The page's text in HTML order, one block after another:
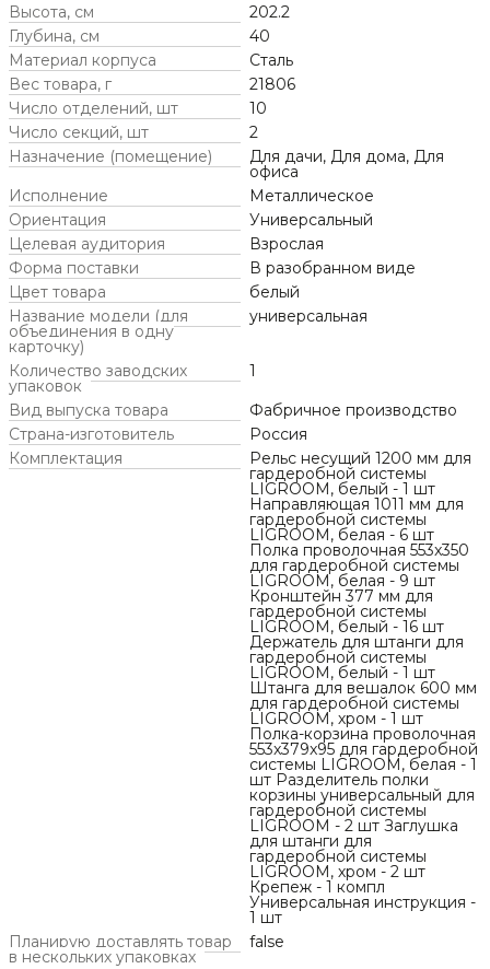
Высота, см
202.2
Глубина, см
40
Материал корпуса
Сталь
Вес товара, г
21806
Число отделений, шт
10
Число секций, шт
2
Назначение (помещение)
Для дачи, Для дома, Для
офиса
Исполнение
Металлическое
Ориентация
Универсальный
Целевая аудитория
Взрослая
Форма поставки
В разобранном виде
Цвет товара
белый
Название модели (для
объединения в одну
карточку)
универсальная
Количество заводских
упаковок
1
Вид выпуска товара
Фабричное производство
Страна-изготовитель
Россия
Комплектация
Рельс несущий 1200 мм для
гардеробной системы
LIGROOM, белый - 1 шт
Направляющая 1011 мм для
гардеробной системы
LIGROOM, белая - 6 шт
Полка проволочная 553x350
для гардеробной системы
LIGROOM, белая - 9 шт
Кронштейн 377 мм для
гардеробной системы
LIGROOM, белый - 16 шт
Держатель для штанги для
гардеробной системы
LIGROOM, белый - 1 шт
Штанга для вешалок 600 мм
для гардеробной системы
LIGROOM, хром - 1 шт
Полка-корзина проволочная
553x379x95 для гардеробной
системы LIGROOM, белая - 1
шт Разделитель полки
корзины универсальный для
гардеробной системы
LIGROOM - 2 шт Заглушка
для штанги для
гардеробной системы
LIGROOM, хром - 2 шт
Крепеж - 1 компл
Универсальная инструкция -
1 шт
Планирую доставлять товар
в нескольких упаковках
false